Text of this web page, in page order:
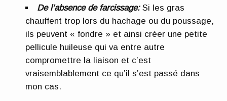
De l’absence de farcissage:Si les gras
chauffent trop lors du hachage ou du poussage,
ils peuvent « fondre » et ainsi créer une petite
pellicule huileuse qui va entre autre
compromettre la liaison et c’est
vraisemblablement ce qu’il s’est passé dans
mon cas.